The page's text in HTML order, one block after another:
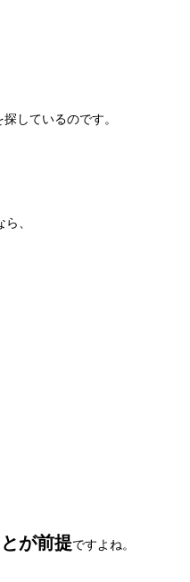
しているのです。
、
が前提ですよね。